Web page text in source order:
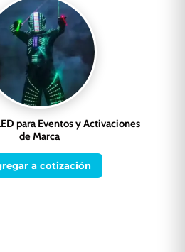
para Eventos y Activaciones
de Marca
a cotización